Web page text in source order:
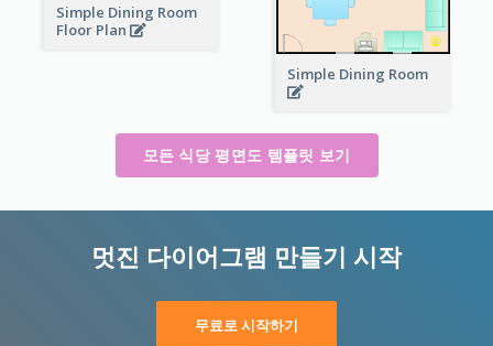
Simple Dining Room
Floor Plan
Simple Dining Room
모든 식당 평면도 템플릿 보기
멋진 다이어그램 만들기 시작
무료로 시작하기